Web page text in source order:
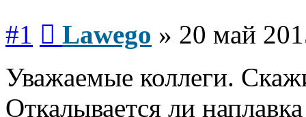
#1 Lawego » 20 май
Уважаемые коллеги.
Откалывается ли